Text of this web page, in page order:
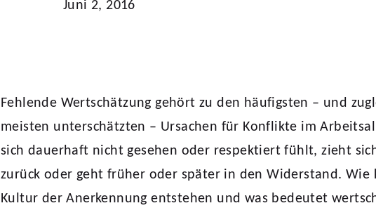
Juni 2, 2016
Fehlende Wertschätzung gehört zu den häufigsten – und
meisten unterschätzten – Ursachen für Konflikte im
sich dauerhaft nicht gesehen oder respektiert fühlt, zieht
zurück oder geht früher oder später in den Widerstand. Wie
Kultur der Anerkennung entstehen und was bedeutet